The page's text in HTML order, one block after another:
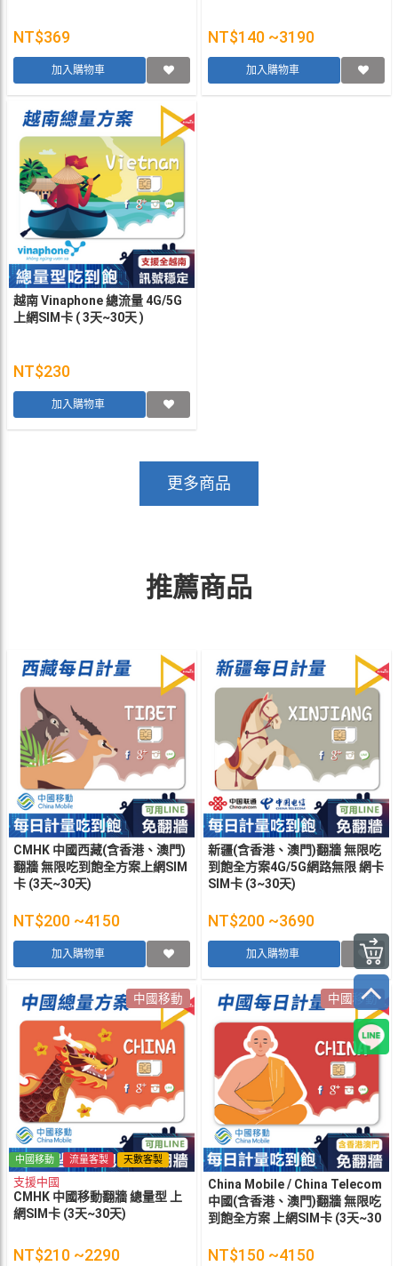
NT$369
加入購物車
NT$140 ~3190
加入購物車
越南 Vinaphone 總流量 4G/5G
上網SIM卡 ( 3天~30天 )
NT$230
加入購物車
更多商品
推薦商品
CMHK 中國西藏(含香港、澳門)
翻牆 無限吃到飽全方案上網SIM
卡 (3天~30天)
NT$200 ~4150
加入購物車
新疆(含香港、澳門)翻牆 無限吃
到飽全方案4G/5G網路無限 網卡
SIM卡 (3~30天)
NT$200 ~3690
加入購物車
中國移動
中國移動 流量客製 天數客製
支援中國
CMHK 中國移動翻牆 總量型 上
網SIM卡 (3天~30天)
NT$210 ~2290
中國移動
China Mobile / China Telecom
中國(含香港、澳門)翻牆 無限吃
到飽全方案 上網SIM卡 (3天~30
NT$150 ~4150